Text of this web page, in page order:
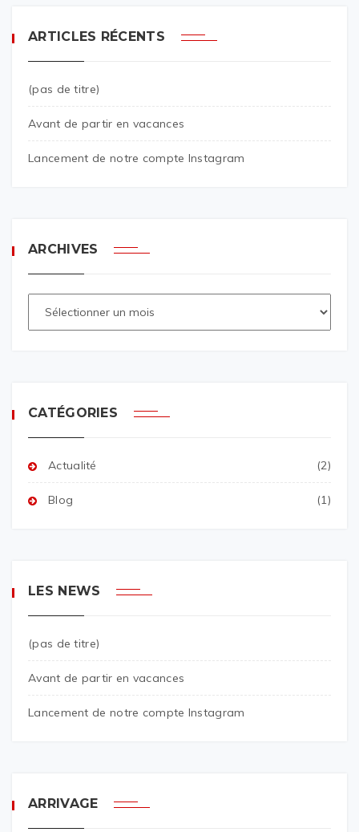
ARTICLES RÉCENTS
(pas de titre)
Avant de partir en vacances
Lancement de notre compte Instagram
ARCHIVES
CATÉGORIES
Actualité (2)
Blog (1)
LES NEWS
(pas de titre)
Avant de partir en vacances
Lancement de notre compte Instagram
ARRIVAGE